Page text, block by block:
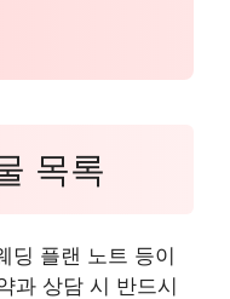
목록
딩 플랜 노트 등이
과 상담 시 반드시